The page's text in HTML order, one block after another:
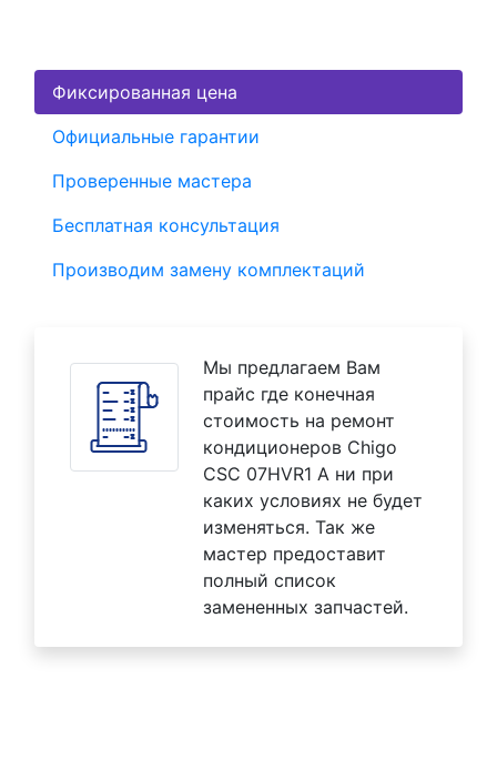
Фиксированная цена
Официальные гарантии
Проверенные мастера
Бесплатная консультация
Производим замену комплектаций
Мы предлагаем Вам
прайс где конечная
стоимость на ремонт
кондиционеров Chigo
CSC 07HVR1 A ни при
каких условиях не будет
изменяться. Так же
мастер предоставит
полный список
замененных запчастей.